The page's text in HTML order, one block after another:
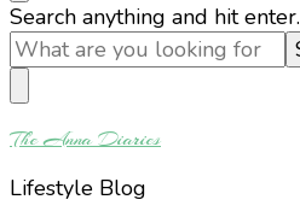
Looking
for
Something?
Search anything and hit enter.
The Anna Diaries
Lifestyle Blog